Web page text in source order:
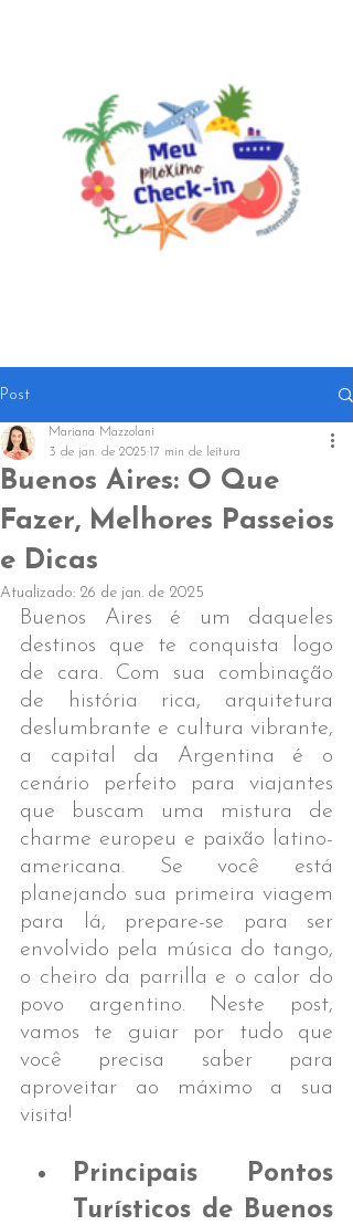
Post
Buenos Aires: O Que
Fazer, Melhores Passeios
e Dicas
Mariana Mazzolani
3 de jan. de 2025 17 min de leitura
Atualizado: 26 de jan. de 2025
Buenos Aires é um daqueles
destinos que te conquista logo
de cara. Com sua combinação
de história rica, arquitetura
deslumbrante e cultura vibrante,
a capital da Argentina é o
cenário perfeito para viajantes
que buscam uma mistura de
charme europeu e paixão latino-
americana. Se você está
planejando sua primeira viagem
para lá, prepare-se para ser
envolvido pela música do tango,
o cheiro da parrilla e o calor do
povo argentino. Neste post,
vamos te guiar por tudo que
você precisa saber para
aproveitar ao máximo a sua
visita!
Principais Pontos
Turísticos de Buenos